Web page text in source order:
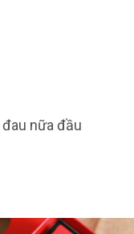
nữa đầu